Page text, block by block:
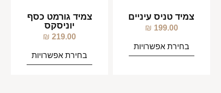
צמיד טניס עיניים
199.00
₪
בחירת אפשרויות
צמיד גורמט כסף
יוניסקס
219.00
₪
בחירת אפשרויות